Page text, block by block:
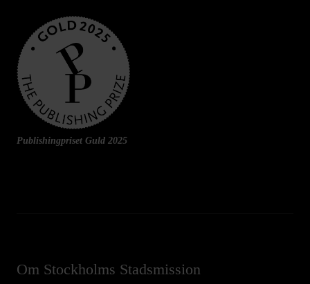
Publishingpriset Guld 2025
Om Stockholms Stadsmission